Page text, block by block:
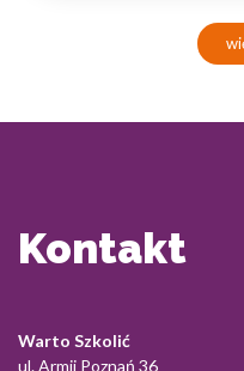
Kontakt
Warto Szkolić
ul. Armii Poznań 36